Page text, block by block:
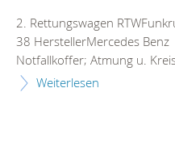
2. Rettungswagen
38 HerstellerMercedes
Notfallkoffer; Atmung u.
Weiterlesen